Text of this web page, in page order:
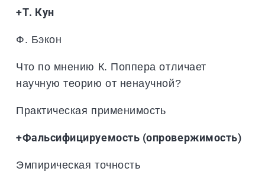
+Т. Кун
Ф. Бэкон
Что по мнению К. Поппера отличает
научную теорию от ненаучной?
Практическая применимость
+Фальсифицируемость (опровержимость)
Эмпирическая точность